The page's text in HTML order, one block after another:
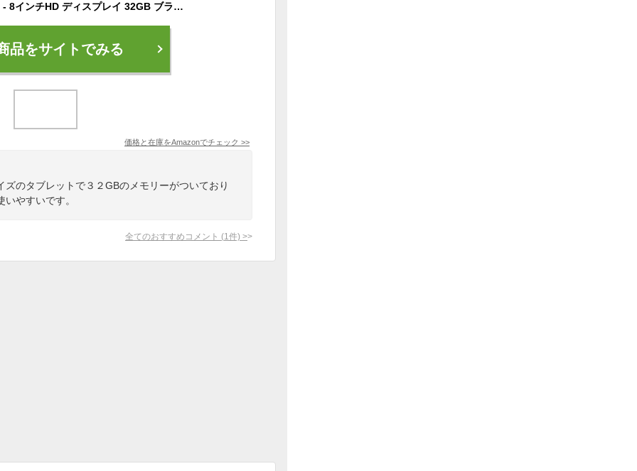
Fire HD 8 タブレット - 8インチHD ディスプレイ 32GB ブラック (2022年発売)
品をサイトでみる
価格と在庫をAmazonでチェック >>
のタブレットで３２GBのメモリーがついており
やすいです。
全てのおすすめコメント (1 件) >